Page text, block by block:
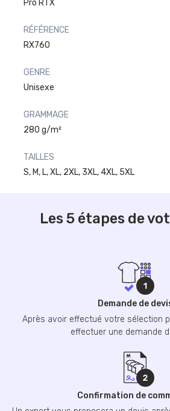
Pro RTX
RÉFÉRENCE
RX760
GENRE
Unisexe
GRAMMAGE
280 g/m²
TAILLES
S, M, L, XL, 2XL, 3XL, 4XL, 5XL
Les 5 étapes de
Demande de
Après avoir effectué votre sélection
effectuer une demande
Confirmation de